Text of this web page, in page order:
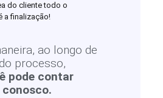
do cliente todo o
a finalização!
ao longo de
processo,
pode contar
conosco.